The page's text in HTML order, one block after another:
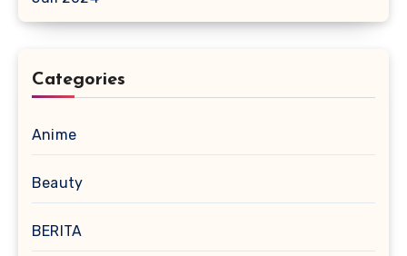
Categories
Anime
Beauty
BERITA